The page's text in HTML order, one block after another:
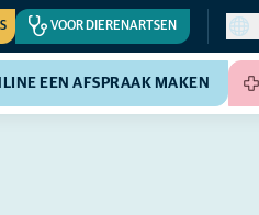
VOOR DIERENARTSEN
EEN AFSPRAAK MAKEN